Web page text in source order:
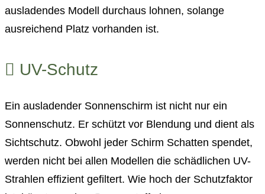
ausladendes Modell durchaus lohnen, solange
ausreichend Platz vorhanden ist.
UV-Schutz
Ein ausladender Sonnenschirm ist nicht nur ein
Sonnenschutz. Er schützt vor Blendung und dient als
Sichtschutz. Obwohl jeder Schirm Schatten spendet,
werden nicht bei allen Modellen die schädlichen UV-
Strahlen effizient gefiltert. Wie hoch der Schutzfaktor